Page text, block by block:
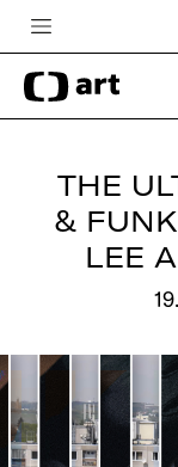
Česká televize
Zpravodajství
iVysílání
TV program
edu
Vše o ČT
THE
&
LEE